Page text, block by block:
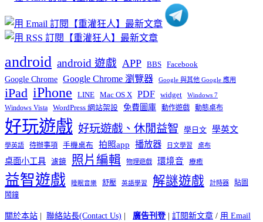
android android 遊戲 APP BBS Facebook
Google Chrome Google Chrome 瀏覽器 Google 與其他 Google 應用
iPad iPhone LINE Mac OS X PDF widget Windows 7
Windows Vista WordPress 網站架設 免費圖庫 動作遊戲 動態桌布
好玩遊戲 好玩遊戲、休閒益智 學日文 學英文
學英語 待辦事項 手機桌布 拍照app 播放器 日文學習 桌布
桌面小工具 濾鏡 照片編輯 物理遊戲 環境音 療癒
益智遊戲 睡眠音樂 舒壓 英語學習 解謎遊戲 計時器
貼圖
鬧鐘
關於本站 聯絡站長(Contact Us) 廣告刊登| 訂閱新文章 / 用 Email